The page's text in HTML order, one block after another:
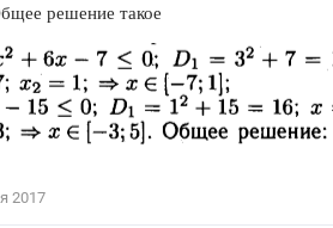
решение такое
2017